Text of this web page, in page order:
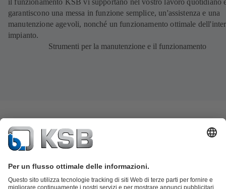
garantiscono una messa in funzione semplice, un'assistenza e una
manutenzione agevoli, nonché un funzionamento ottimale
impianto.
Strumenti per la manutenzione e il funzionamento